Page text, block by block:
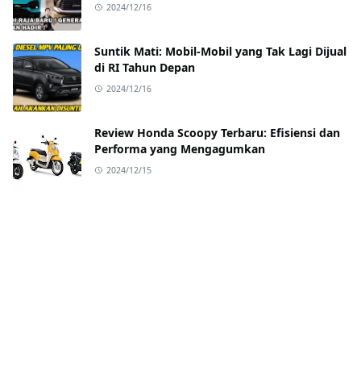
2024/12/16
Suntik Mati: Mobil-Mobil yang Tak Lagi Dijual
di RI Tahun Depan
2024/12/16
Review Honda Scoopy Terbaru: Efisiensi dan
Performa yang Mengagumkan
2024/12/15